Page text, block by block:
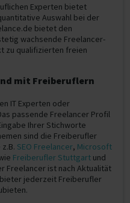
Experten bietet
Auswahl bei der
bietet den
wachsende Freelancer-
zu qualifizierten freien
mit Freiberuflern
IT Experten oder
passende Freelancer Profil
Ihrer Stichworte
sind die Freiberufler
SEO Freelancer, Microsoft
Freiberufler Stuttgart und
Freelancer ist nach Aktualität
jederzeit Freiberufler